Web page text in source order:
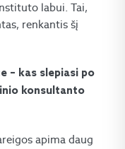
labui. Tai,
renkantis šį
– kas slepiasi po
konsultanto
apima daug